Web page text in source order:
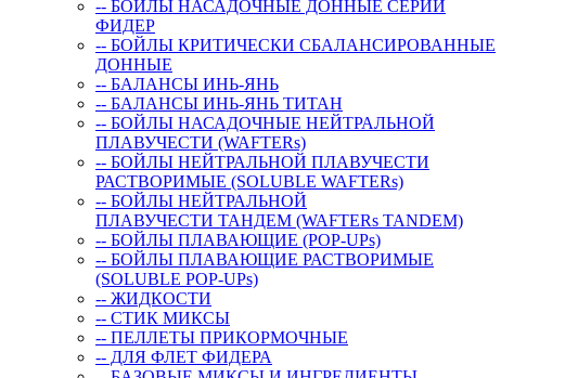
-- БОЙЛЫ НАСАДОЧНЫЕ ДОННЫЕ СЕРИИ
ФИДЕР
-- БОЙЛЫ КРИТИЧЕСКИ СБАЛАНСИРОВАННЫЕ
ДОННЫЕ
-- БАЛАНСЫ ИНЬ-ЯНЬ
-- БАЛАНСЫ ИНЬ-ЯНЬ ТИТАН
-- БОЙЛЫ НАСАДОЧНЫЕ НЕЙТРАЛЬНОЙ
ПЛАВУЧЕСТИ (WAFTERs)
-- БОЙЛЫ НЕЙТРАЛЬНОЙ ПЛАВУЧЕСТИ
РАСТВОРИМЫЕ (SOLUBLE WAFTERs)
-- БОЙЛЫ НЕЙТРАЛЬНОЙ
ПЛАВУЧЕСТИ ТАНДЕМ (WAFTERs TANDEM)
-- БОЙЛЫ ПЛАВАЮЩИЕ (POP-UPs)
-- БОЙЛЫ ПЛАВАЮЩИЕ РАСТВОРИМЫЕ
(SOLUBLE POP-UPs)
-- ЖИДКОСТИ
-- СТИК МИКСЫ
-- ПЕЛЛЕТЫ ПРИКОРМОЧНЫЕ
-- ДЛЯ ФЛЕТ ФИДЕРА